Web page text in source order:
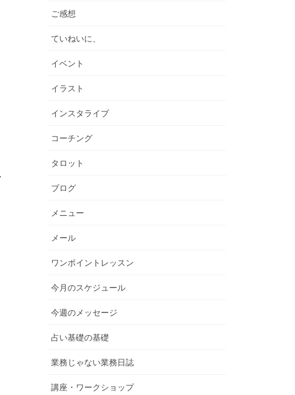
ご感想
ていねいに、
イベント
イラスト
インスタライブ
コーチング
タロット
ブログ
メニュー
メール
ワンポイントレッスン
今月のスケジュール
今週のメッセージ
占い基礎の基礎
業務じゃない業務日誌
講座・ワークショップ